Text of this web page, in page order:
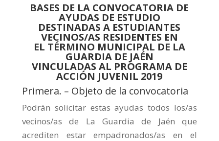
BASES DE LA CONVOCATORIA DE
AYUDAS DE ESTUDIO
DESTINADAS A ESTUDIANTES
VECINOS/AS RESIDENTES EN
EL TÉRMINO MUNICIPAL DE LA
GUARDIA DE JAÉN
VINCULADAS AL PROGRAMA DE
ACCIÓN JUVENIL 2019
Primera. – Objeto de la convocatoria
Podrán solicitar estas ayudas todos los/as
vecinos/as de La Guardia de Jaén que
acrediten estar empadronados/as en el